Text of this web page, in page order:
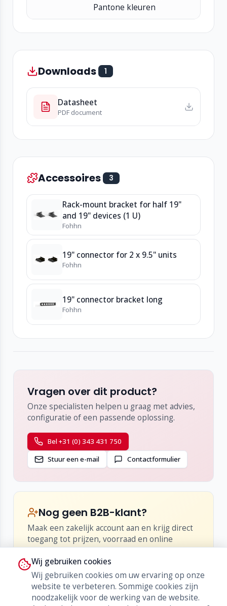
Pantone kleuren
Downloads 1
Datasheet
PDF document
Accessoires 3
Rack-mount bracket for half 19"
and 19" devices (1 U)
Fohhn
19" connector for 2 x 9.5" units
Fohhn
19" connector bracket long
Fohhn
Vragen over dit product?
Onze specialisten helpen u graag met advies,
configuratie of een passende oplossing.
Bel +31 (0) 343 431 750
Stuur een e-mail
Contactformulier
Nog geen B2B-klant?
Maak een zakelijk account aan en krijg direct
toegang tot prijzen, voorraad en online
bestellen.
•Inzicht in netto-prijzen en kortingen
Live voorraad en levertijden
Bestellen, herbestellen en orderhistorie
Wij gebruiken cookies
Wij gebruiken cookies om uw ervaring op onze
website te verbeteren. Sommige cookies zijn
noodzakelijk voor de werking van de website.